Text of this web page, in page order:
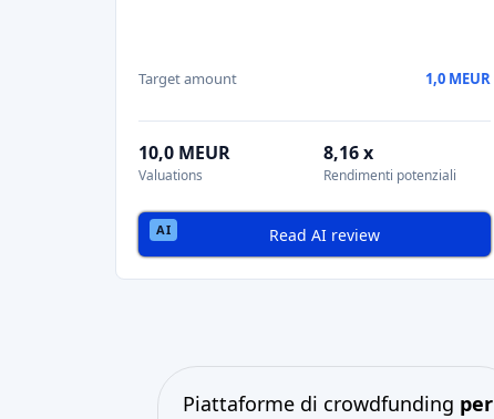
Target amount 1,0 MEUR
10,0 MEUR
Valuations
8,16 x
Rendimenti potenziali
Read AI review
Piattaforme di crowdfunding per